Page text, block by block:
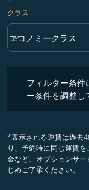
クラス
クラス option エコノ
エコノミークラス
keyboard_arrow_down
フィルター条件
ー条件を調整し
*表示される運賃は過去
り、予約時に同じ運賃
金など、オプションサ
じめご了承ください。